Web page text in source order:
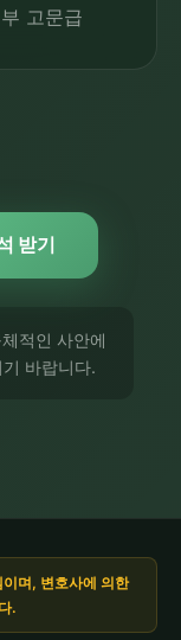
고문급
받기
적인 사안에
바랍니다.
며, 변호사에 의한
.